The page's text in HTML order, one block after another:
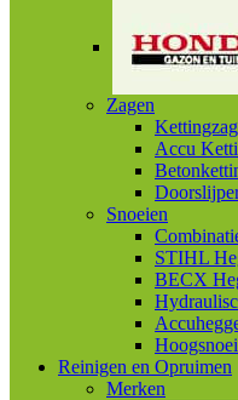
Zagen
Accu
Snoeien
STIHL
BECX
Reinigen en Opruimen
Merken